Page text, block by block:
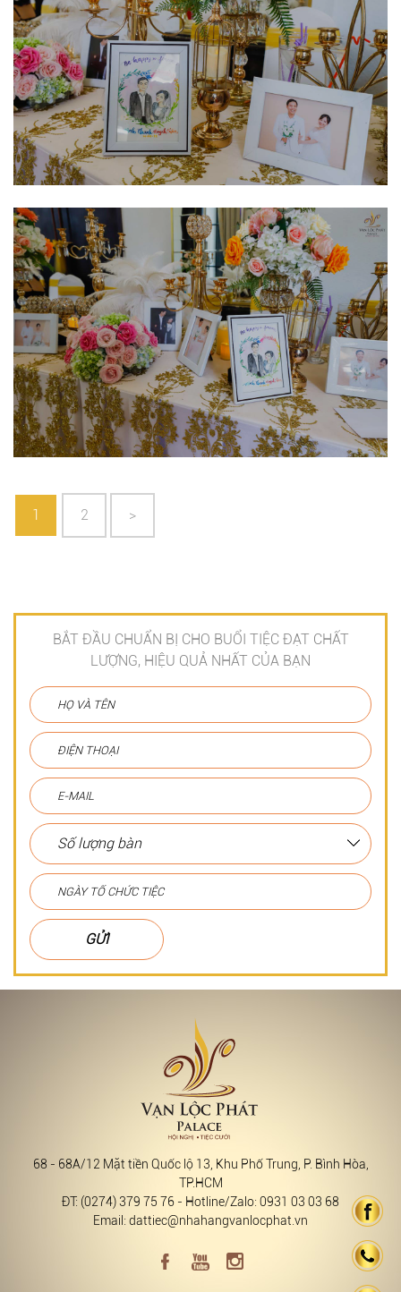
1 2 >
BẮT ĐẦU CHUẨN BỊ CHO BUỔI TIỆC ĐẠT CHẤT
LƯỢNG, HIỆU QUẢ NHẤT CỦA BẠN
GỬI
68 - 68A/12 Mặt tiền Quốc lộ 13, Khu Phố Trung, P. Bình Hòa,
TP.HCM
ĐT: (0274) 379 75 76 - Hotline/Zalo: 0931 03 03 68
Email: dattiec@nhahangvanlocphat.vn